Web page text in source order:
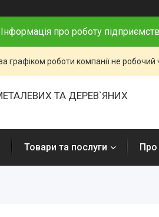
Інформація про роботу
графіком роботи компанії не
ТА ДЕРЕВ`ЯНИХ
Товари та послуги Про